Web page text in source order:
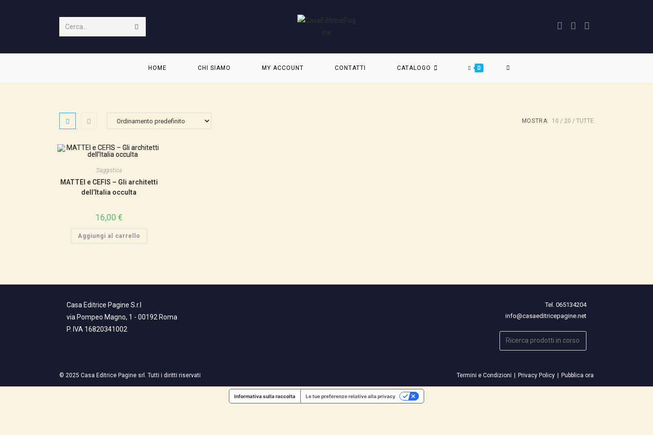
Cerca...
HOME CHI SIAMO MY ACCOUNT CONTATTI CATALOGO 0 ATTIVA/DISATTIVA
MOSTRA: 10 20 TUTTE
Saggistica
MATTEI e CEFIS – Gli architetti
dell’Italia occulta
16,00 €
Aggiungi al carrello
Casa Editrice Pagine S.r.l
via Pompeo Magno, 1 - 00192 Roma
P. IVA 16820341002
Tel. 065134204
info@casaeditricepagine.net
Cerca
Termini e Condizioni Privacy Policy Pubblica ora
© 2025 Casa Editrice Pagine srl. Tutti i diritti riservati
Informativa sulla raccolta Le tue preferenze relative alla privacy